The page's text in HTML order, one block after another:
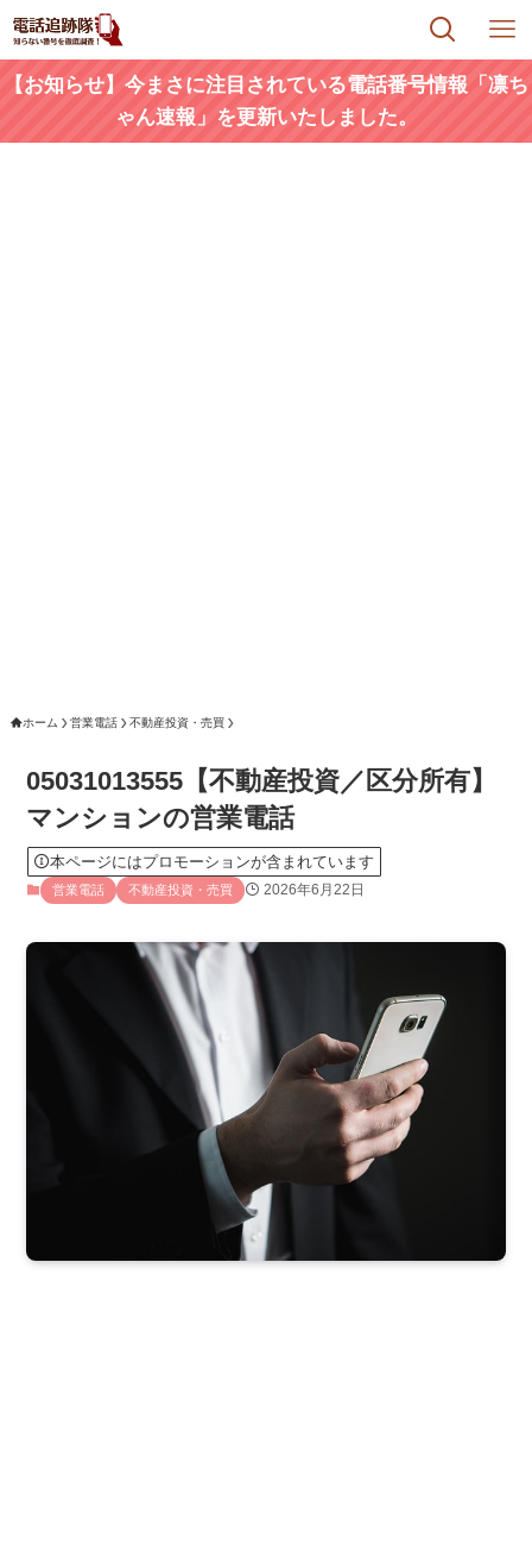
【お知らせ】今まさに注目されている電話番号情報「凛ち
ゃん速報」を更新いたしました。
ホーム 営業電話 不動産投資・売買
05031013555【不動産投資／区分所有】
マンションの営業電話
本ページにはプロモーションが含まれています
営業電話 不動産投資・売買 2026年6月22日